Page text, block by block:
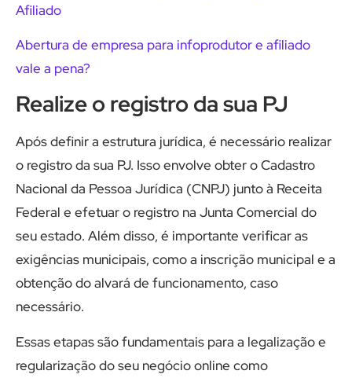
Afiliado
Abertura de empresa para infoprodutor e afiliado
vale a pena?
Realize o registro da sua PJ
Após definir a estrutura jurídica, é necessário realizar
o registro da sua PJ. Isso envolve obter o Cadastro
Nacional da Pessoa Jurídica (CNPJ) junto à Receita
Federal e efetuar o registro na Junta Comercial do
seu estado. Além disso, é importante verificar as
exigências municipais, como a inscrição municipal e a
obtenção do alvará de funcionamento, caso
necessário.
Essas etapas são fundamentais para a legalização e
regularização do seu negócio online como